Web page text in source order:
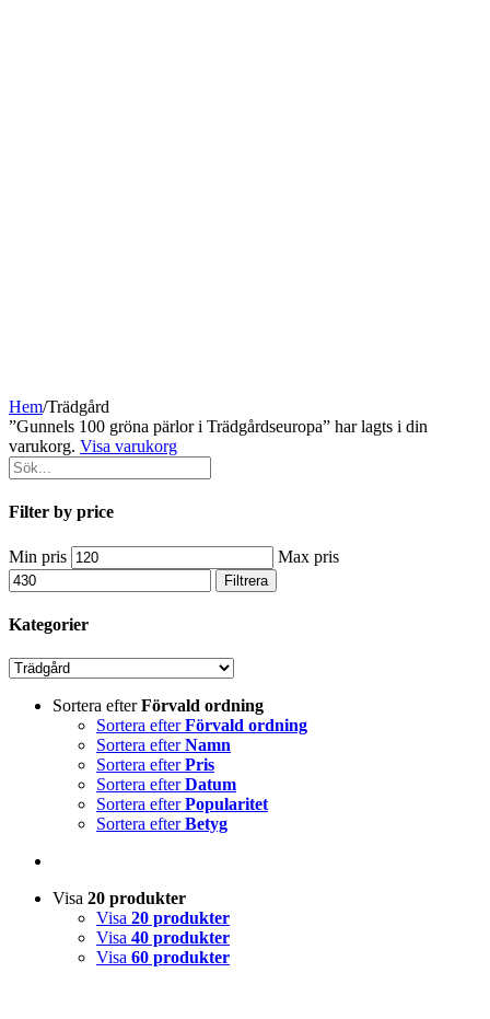
Hem/Trädgård
”Gunnels 100 gröna pärlor i Trädgårdseuropa” har lagts i din
varukorg. Visa varukorg
Filter by price
Min pris Max pris
Filtrera
Kategorier
Sortera efterFörvald ordning
Sortera efterFörvald ordning
Sortera efterNamn
Sortera efterPris
Sortera efterDatum
Sortera efterPopularitet
Sortera efterBetyg
Visa 20 produkter
Visa 20 produkter
Visa 40 produkter
Visa 60 produkter